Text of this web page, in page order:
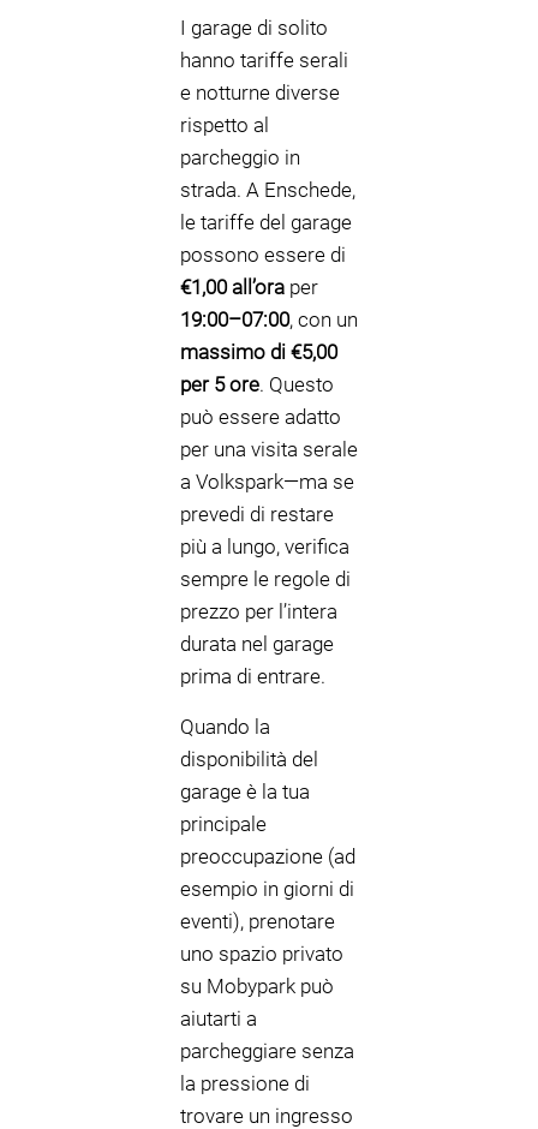
I garage di solito
hanno tariffe serali
e notturne diverse
rispetto al
parcheggio in
strada. A Enschede,
le tariffe del garage
possono essere di
€1,00 all’ora per
19:00–07:00, con un
massimo di €5,00
per 5 ore. Questo
può essere adatto
per una visita serale
a Volkspark—ma se
prevedi di restare
più a lungo, verifica
sempre le regole di
prezzo per l’intera
durata nel garage
prima di entrare.
Quando la
disponibilità del
garage è la tua
principale
preoccupazione (ad
esempio in giorni di
eventi), prenotare
uno spazio privato
su Mobypark può
aiutarti a
parcheggiare senza
la pressione di
trovare un ingresso